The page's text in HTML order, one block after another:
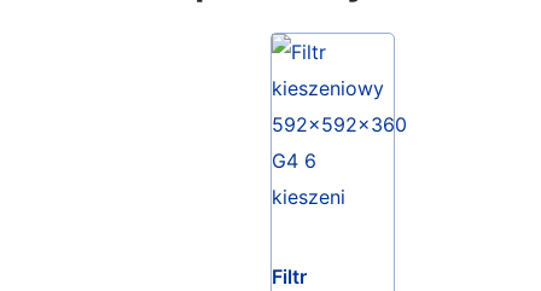
Filtr